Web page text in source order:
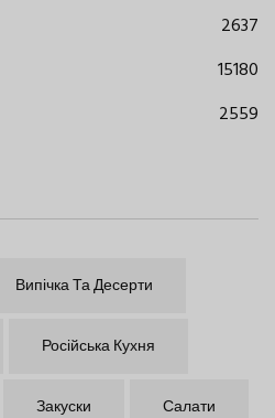
2637
15180
2559
Випічка Та Десерти
Російська Кухня
Закуски Салати